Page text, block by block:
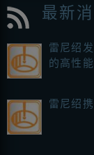
最新
雷尼绍
的高性
雷尼绍